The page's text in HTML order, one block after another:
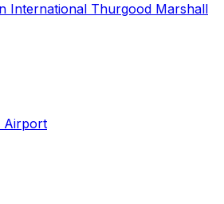
International Thurgood Marshall
Airport